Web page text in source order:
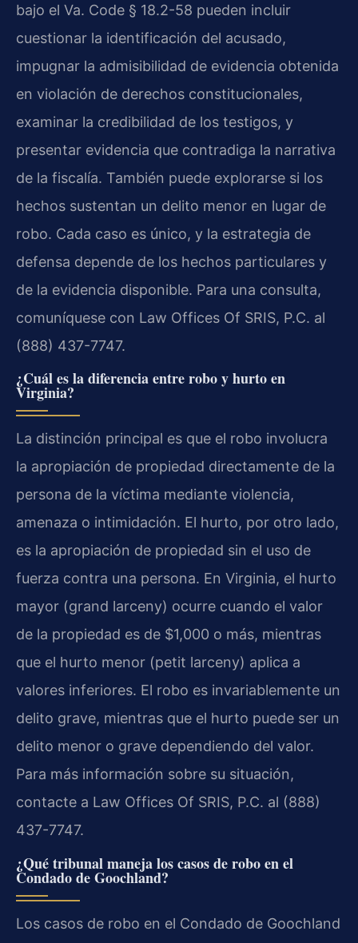
bajo el Va. Code § 18.2-58 pueden incluir
cuestionar la identificación del acusado,
impugnar la admisibilidad de evidencia obtenida
en violación de derechos constitucionales,
examinar la credibilidad de los testigos, y
presentar evidencia que contradiga la narrativa
de la fiscalía. También puede explorarse si los
hechos sustentan un delito menor en lugar de
robo. Cada caso es único, y la estrategia de
defensa depende de los hechos particulares y
de la evidencia disponible. Para una consulta,
comuníquese con Law Offices Of SRIS, P.C. al
(888) 437-7747.
¿Cuál es la diferencia entre robo y hurto en
Virginia?
La distinción principal es que el robo involucra
la apropiación de propiedad directamente de la
persona de la víctima mediante violencia,
amenaza o intimidación. El hurto, por otro lado,
es la apropiación de propiedad sin el uso de
fuerza contra una persona. En Virginia, el hurto
mayor (grand larceny) ocurre cuando el valor
de la propiedad es de $1,000 o más, mientras
que el hurto menor (petit larceny) aplica a
valores inferiores. El robo es invariablemente un
delito grave, mientras que el hurto puede ser un
delito menor o grave dependiendo del valor.
Para más información sobre su situación,
contacte a Law Offices Of SRIS, P.C. al (888)
437-7747.
¿Qué tribunal maneja los casos de robo en el
Condado de Goochland?
Los casos de robo en el Condado de Goochland